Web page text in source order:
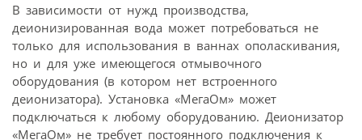
В зависимости от нужд производства,
деионизированная вода может потребоваться не
только для использования в ваннах ополаскивания,
но и для уже имеющегося отмывочного
оборудования (в котором нет встроенного
деионизатора). Установка «МегаОм» может
подключаться к любому оборудованию. Деионизатор
«МегаОм» не требует постоянного подключения к